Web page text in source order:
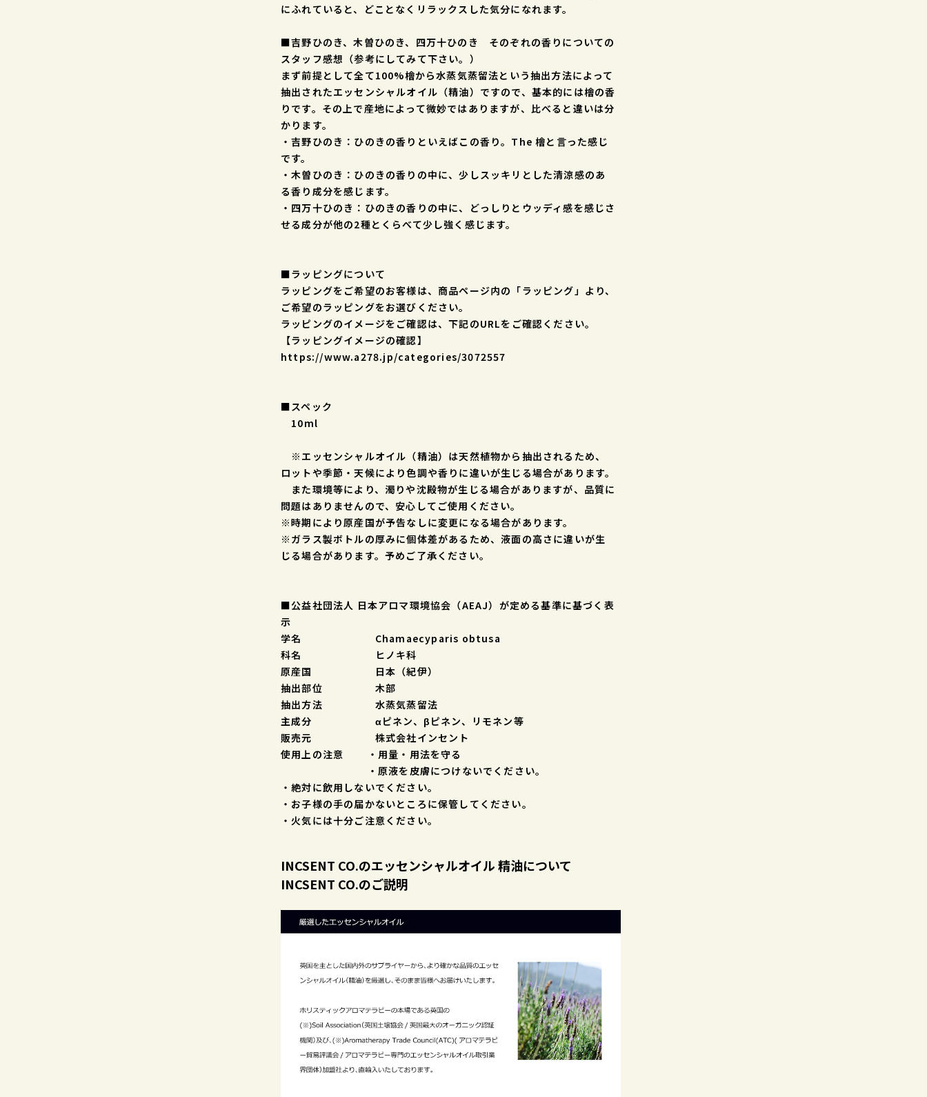
にふれていると、どことなくリラックスした気分になれます。
■吉野ひのき、木曽ひのき、四万十ひのき そのぞれの香りについての
スタッフ感想（参考にしてみて下さい。）
まず前提として全て100%檜から水蒸気蒸留法という抽出方法によって
抽出されたエッセンシャルオイル（精油）ですので、基本的には檜の香
りです。その上で産地によって微妙ではありますが、比べると違いは分
かります。
・吉野ひのき：ひのきの香りといえばこの香り。The 檜と言った感じ
です。
・木曽ひのき：ひのきの香りの中に、少しスッキリとした清涼感のあ
る香り成分を感じます。
・四万十ひのき：ひのきの香りの中に、どっしりとウッディ感を感じさ
せる成分が他の2種とくらべて少し強く感じます。
■ラッピングについて
ラッピングをご希望のお客様は、商品ページ内の「ラッピング」より、
ご希望のラッピングをお選びください。
ラッピングのイメージをご確認は、下記のURLをご確認ください。
【ラッピングイメージの確認】
https://www.a278.jp/categories/3072557
■スペック
10ml
※エッセンシャルオイル（精油）は天然植物から抽出されるため、
ロットや季節・天候により色調や香りに違いが生じる場合があります。
また環境等により、濁りや沈殿物が生じる場合がありますが、品質に
問題はありませんので、安心してご使用ください。
※時期により原産国が予告なしに変更になる場合があります。
※ガラス製ボトルの厚みに個体差があるため、液面の高さに違いが生
じる場合があります。予めご了承ください。
■公益社団法人 日本アロマ環境協会（AEAJ）が定める基準に基づく表
示
学名 Chamaecyparis obtusa
科名 ヒノキ科
原産国 日本（紀伊）
抽出部位 木部
抽出方法 水蒸気蒸留法
主成分 αピネン、βピネン、リモネン等
販売元 株式会社インセント
使用上の注意 ・用量・用法を守る
・原液を皮膚につけないでください。
・絶対に飲用しないでください。
・お子様の手の届かないところに保管してください。
・火気には十分ご注意ください。
INCSENT CO.のエッセンシャルオイル 精油について
INCSENT CO.のご説明